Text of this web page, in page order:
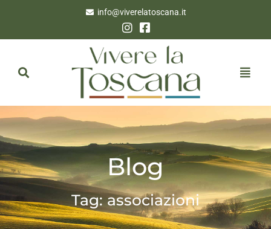
info@viverelatoscana.it
Blog
Tag: associazioni